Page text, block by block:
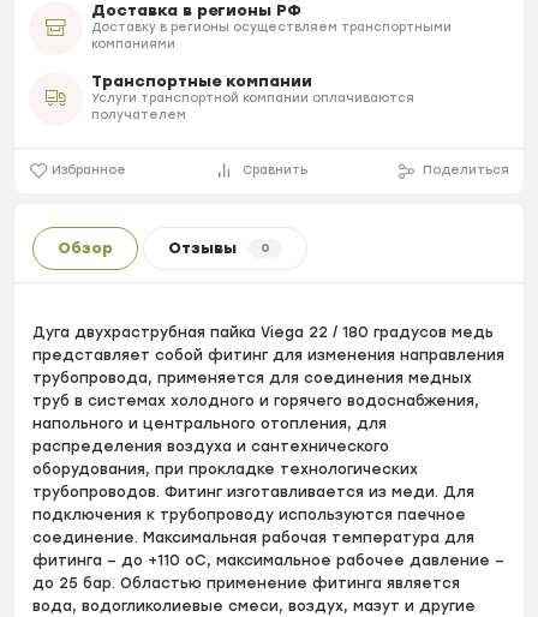
Доставка в регионы РФ
Доставку в регионы осуществляем транспортными
компаниями
Транспортные компании
Услуги транспортной компании оплачиваются
получателем
Избранное Сравнить Поделиться
Обзор Отзывы 0
Дуга двухраструбная пайка Viega 22 / 180 градусов медь
представляет собой фитинг для изменения направления
трубопровода, применяется для соединения медных
труб в системах холодного и горячего водоснабжения,
напольного и центрального отопления, для
распределения воздуха и сантехнического
оборудования, при прокладке технологических
трубопроводов. Фитинг изготавливается из меди. Для
подключения к трубопроводу используются паечное
соединение. Максимальная рабочая температура для
фитинга – до +110 оС, максимальное рабочее давление –
до 25 бар. Областью применение фитинга является
вода, водогликолиевые смеси, воздух, мазут и другие